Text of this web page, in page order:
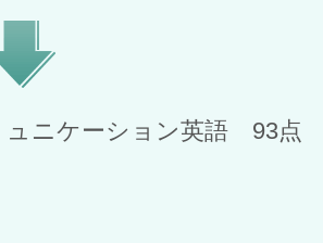
ケーション英語 93点